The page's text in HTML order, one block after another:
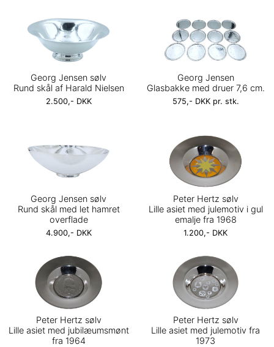
Georg Jensen sølv
Rund skål af Harald Nielsen
2.500,- DKK
Georg Jensen
Glasbakke med druer 7,6 cm.
575,- DKK pr. stk.
Georg Jensen sølv
Rund skål med let hamret
overflade
4.900,- DKK
Peter Hertz sølv
Lille asiet med julemotiv i gul
emalje fra 1968
1.200,- DKK
Peter Hertz sølv
Lille asiet med jubilæumsmønt
fra 1964
Peter Hertz sølv
Lille asiet med julemotiv fra
1973